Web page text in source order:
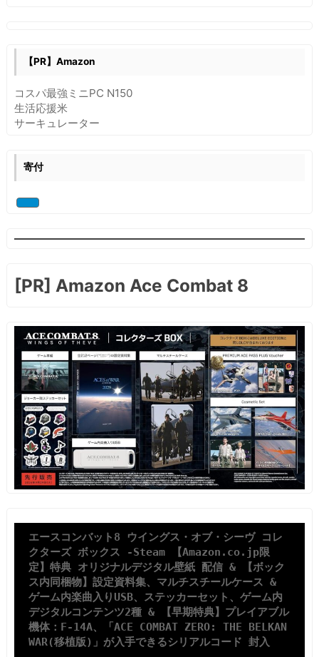
if
と
case
文
【PR】Amazon
コスパ最強ミニPC N150
生活応援米
サーキュレーター
寄付
[PR] Amazon Ace Combat 8
エースコンバット8 ウイングス・オブ・シーヴ コレ
クターズ ボックス -Steam 【Amazon.co.jp限
定】特典 オリジナルデジタル壁紙 配信 & 【ボック
ス内同梱物】設定資料集、マルチスチールケース &
ゲーム内楽曲入りUSB、ステッカーセット、ゲーム内
デジタルコンテンツ2種 & 【早期特典】プレイアブル
機体：F-14A、「ACE COMBAT ZERO: THE BELKAN
WAR(移植版)」が入手できるシリアルコード 封入